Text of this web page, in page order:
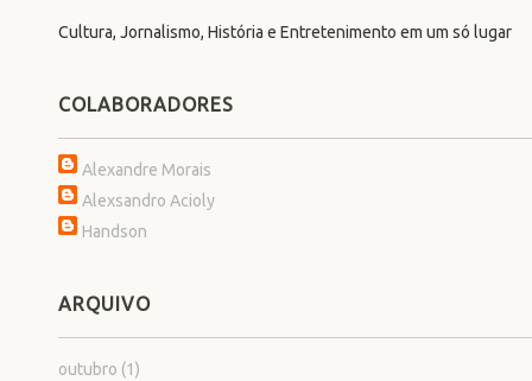
Cultura, Jornalismo, História e Entretenimento em um só lugar
COLABORADORES
Alexandre Morais
Alexsandro Acioly
Handson
ARQUIVO
outubro (1)